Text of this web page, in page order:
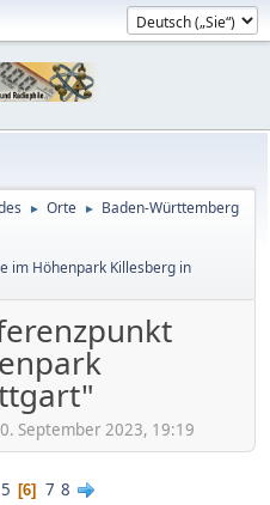
► Orte ► Baden-Württemberg
im Höhenpark Killesberg in
September 2023, 19:19
5 6 7 8